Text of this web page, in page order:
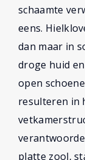
schaamte
eens.
dan maar in
droge huid
open
resulteren in
platte zool,